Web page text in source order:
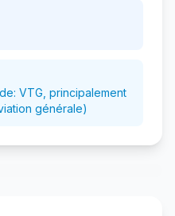
VTG, principalement
générale)